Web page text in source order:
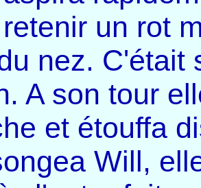
un rot
nez. C'était
A son tour
et étouffa
Will,